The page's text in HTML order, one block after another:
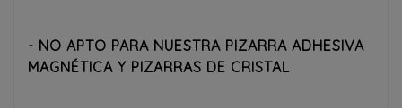
- NO APTO PARA NUESTRA PIZARRA ADHESIVA
MAGNÉTICA Y PIZARRAS DE CRISTAL